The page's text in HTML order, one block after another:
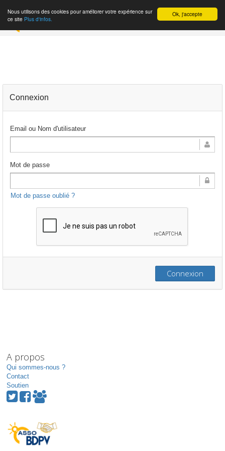
INSCRIPTION
Ok, j'accepte
Nous utilisons des cookies pour améliorer votre expérience sur
ce site Plus d'infos.
Connexion
Email ou Nom d'utilisateur
Mot de passe
Mot de passe oublié ?
Connexion
A propos
Qui sommes-nous ?
Contact
Soutien